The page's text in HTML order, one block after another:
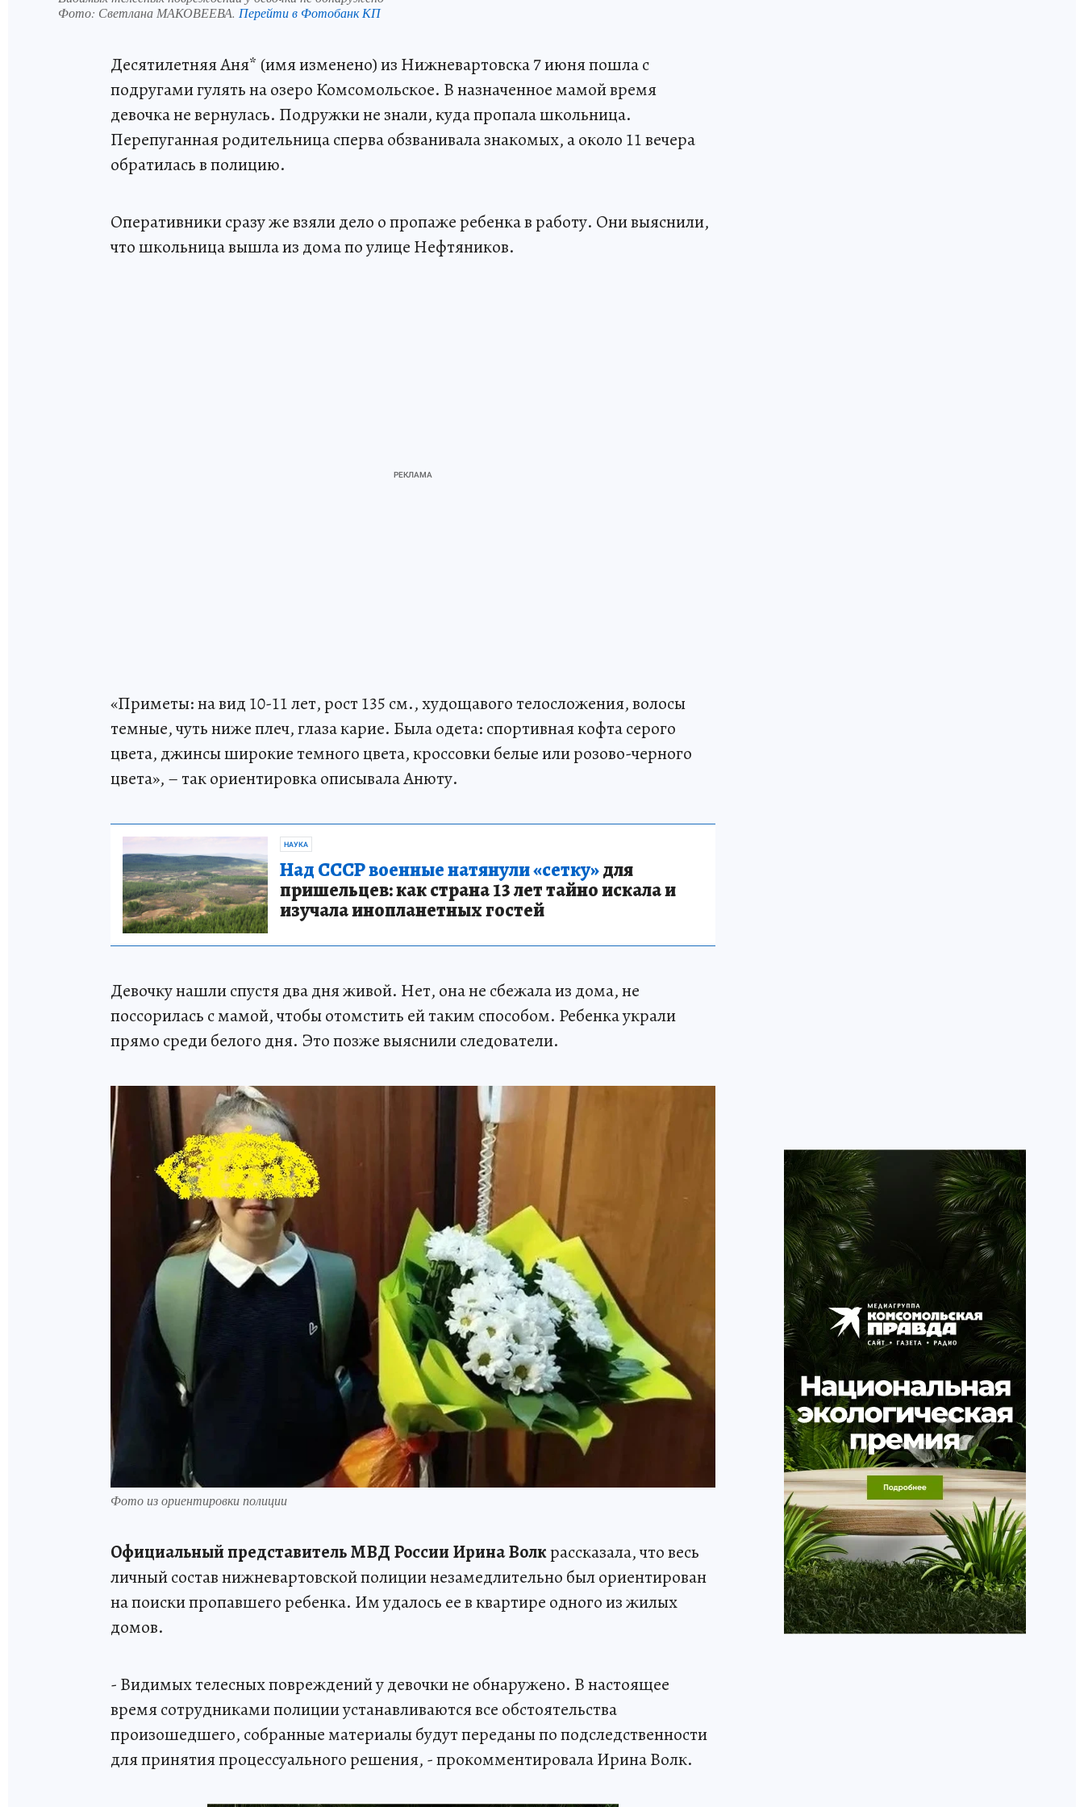
Фото: Светлана МАКОВЕЕВА. Перейти в Фотобанк КП
Десятилетняя Аня* (имя изменено) из Нижневартовска 7 июня пошла с
подругами гулять на озеро Комсомольское. В назначенное мамой время
девочка не вернулась. Подружки не знали, куда пропала школьница.
Перепуганная родительница сперва обзванивала знакомых, а около 11 вечера
обратилась в полицию.
Оперативники сразу же взяли дело о пропаже ребенка в работу. Они выяснили,
что школьница вышла из дома по улице Нефтяников.
«Приметы: на вид 10-11 лет, рост 135 см., худощавого телосложения, волосы
темные, чуть ниже плеч, глаза карие. Была одета: спортивная кофта серого
цвета, джинсы широкие темного цвета, кроссовки белые или розово-черного
цвета», – так ориентировка описывала Анюту.
НАУКА
Над СССР военные натянули «сетку»для
пришельцев: как страна 13 лет тайно искала и
изучала инопланетных гостей
Девочку нашли спустя два дня живой. Нет, она не сбежала из дома, не
поссорилась с мамой, чтобы отомстить ей таким способом. Ребенка украли
прямо среди белого дня. Это позже выяснили следователи.
Фото из ориентировки полиции
Официальный представитель МВД России Ирина Волкрассказала, что весь
личный состав нижневартовской полиции незамедлительно был ориентирован
на поиски пропавшего ребенка. Им удалось ее в квартире одного из жилых
домов.
- Видимых телесных повреждений у девочки не обнаружено. В настоящее
время сотрудниками полиции устанавливаются все обстоятельства
произошедшего, собранные материалы будут переданы по подследственности
для принятия процессуального решения, - прокомментировала Ирина Волк.